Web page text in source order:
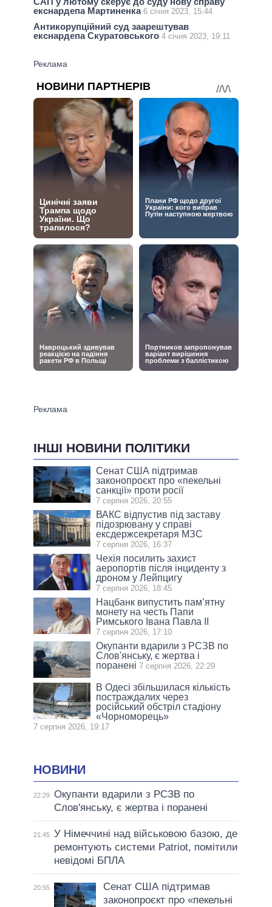
екснардепа Мартиненка 6 січня 2023, 15:44
Антикорупційний суд заарештував
екснардепа Скуратовського 4 січня 2023, 19:11
ІНШІ НОВИНИ ПОЛІТИКИ
Сенат США підтримав
законопроєкт про «пекельні
санкції» проти росії
7 серпня 2026, 20:55
ВАКС відпустив під заставу
підозрювану у справі
ексдержсекретаря МЗС
7 серпня 2026, 16:37
Чехія посилить захист
аеропортів після інциденту з
дроном у Лейпцигу
7 серпня 2026, 18:45
Нацбанк випустить пам’ятну
монету на честь Папи
Римського Івана Павла II
7 серпня 2026, 17:10
Окупанти вдарили з РСЗВ по
Слов'янську, є жертва і
поранені 7 серпня 2026, 22:29
В Одесі збільшилася кількість
постраждалих через
російський обстріл стадіону
«Чорноморець»
7 серпня 2026, 19:17
НОВИНИ
22:29 Окупанти вдарили з РСЗВ по
Слов'янську, є жертва і поранені
21:45 У Німеччині над військовою базою, де
ремонтують системи Patriot, помітили
невідомі БПЛА
20:55
Сенат США підтримав
законопроєкт про «пекельні